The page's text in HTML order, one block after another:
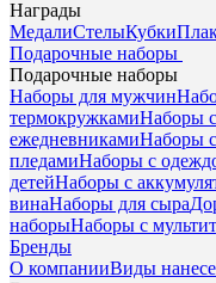
Награды
МедалиСтелыКубки
Подарочные наборы
Подарочные наборы
Наборы для мужчин
термокружкамиНаборы
ежедневникамиНаборы
пледамиНаборы с
детейНаборы с
винаНаборы для сыра
наборыНаборы с
Бренды
О компанииВиды